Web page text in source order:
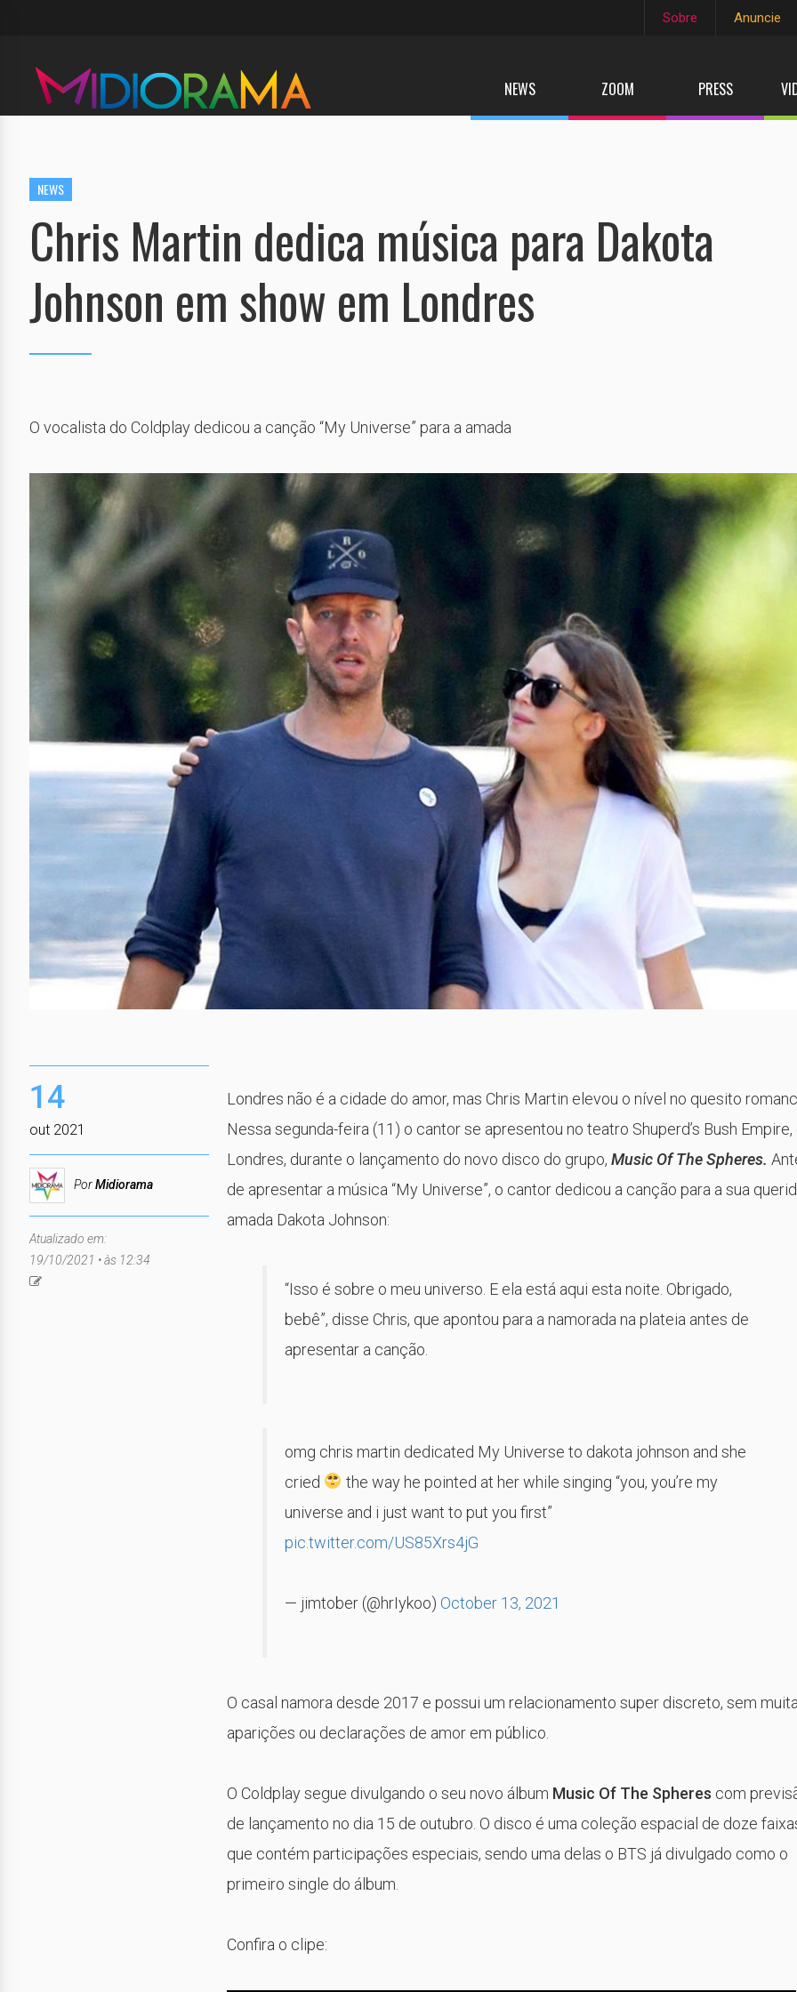
Sobre Anuncie
NEWS ZOOM PRESS
NEWS
Chris Martin dedica música para Dakota
Johnson em show em Londres
O vocalista do Coldplay dedicou a canção “My Universe” para a amada
14
out 2021
PorMidiorama
Atualizado em:
19/10/2021 • às 12:34
Londres não é a cidade do amor, mas Chris Martin elevou o nível no quesito
Nessa segunda-feira (11) o cantor se apresentou no teatro Shuperd’s Bush Empire,
Londres, durante o lançamento do novo disco do grupo, Music Of The Spheres.
de apresentar a música “My Universe”, o cantor dedicou a canção para a sua
amada Dakota Johnson:
“Isso é sobre o meu universo. E ela está aqui esta noite. Obrigado,
bebê”, disse Chris, que apontou para a namorada na plateia antes de
apresentar a canção.
omg chris martin dedicated My Universe to dakota johnson and she
cried
the way he pointed at her while singing “you, you’re my
universe and i just want to put you first”
pic.twitter.com/US85Xrs4jG
— jimtober (@hrIykoo) October 13, 2021
O casal namora desde 2017 e possui um relacionamento super discreto, sem
aparições ou declarações de amor em público.
O Coldplay segue divulgando o seu novo álbum Music Of The Spheres com
de lançamento no dia 15 de outubro. O disco é uma coleção espacial de doze
que contém participações especiais, sendo uma delas o BTS já divulgado como o
primeiro single do álbum.
Confira o clipe: